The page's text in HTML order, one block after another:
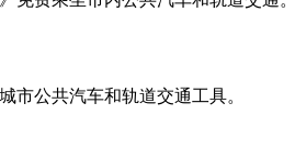
市公共汽车和轨道交通工具。